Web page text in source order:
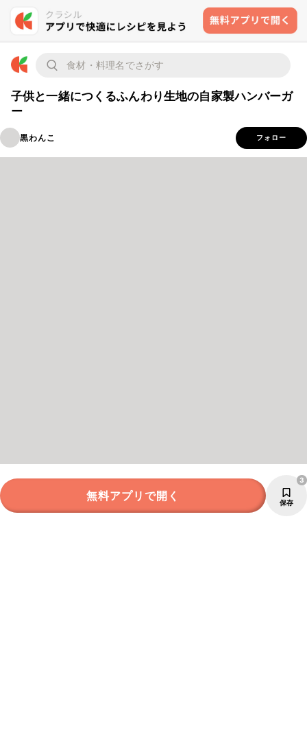
子供と一緒につくるふんわり生地の自家製ハンバーガ
ー
黒わんこ フォロー
無料アプリで開く 保存
3